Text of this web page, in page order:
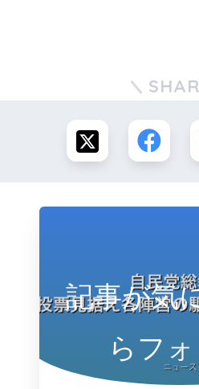
記事が気
らフ